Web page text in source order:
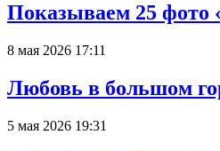
Показываем 25 фото
8 мая 2026 17:11
Любовь в большом
5 мая 2026 19:31